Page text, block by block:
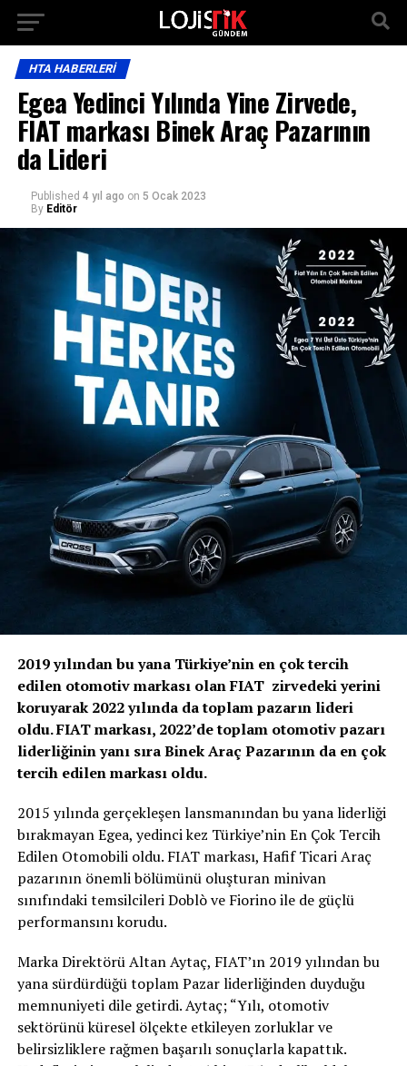
HTA HABERLERI
Egea Yedinci Yılında Yine Zirvede,
FIAT markası Binek Araç Pazarının
da Lideri
Published 4 yıl ago on 5 Ocak 2023
By Editör
2019 yılından bu yana Türkiye’nin en çok tercih
edilen otomotiv markası olan FIAT zirvedeki yerini
koruyarak 2022 yılında da toplam pazarın lideri
oldu. FIAT markası, 2022’de toplam otomotiv pazarı
liderliğinin yanı sıra Binek Araç Pazarının da en çok
tercih edilen markası oldu.
2015 yılında gerçekleşen lansmanından bu yana liderliği
bırakmayan Egea, yedinci kez Türkiye’nin En Çok Tercih
Edilen Otomobili oldu. FIAT markası, Hafif Ticari Araç
pazarının önemli bölümünü oluşturan minivan
sınıfındaki temsilcileri Doblò ve Fiorino ile de güçlü
performansını korudu.
Marka Direktörü Altan Aytaç, FIAT’ın 2019 yılından bu
yana sürdürdüğü toplam Pazar liderliğinden duyduğu
memnuniyeti dile getirdi. Aytaç; “Yılı, otomotiv
sektörünü küresel ölçekte etkileyen zorluklar ve
belirsizliklere rağmen başarılı sonuçlarla kapattık.